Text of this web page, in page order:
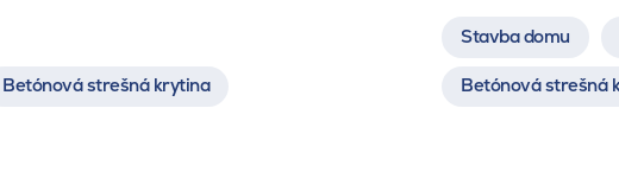
Betónová strešná krytina
Stavba domu
Betónová strešná